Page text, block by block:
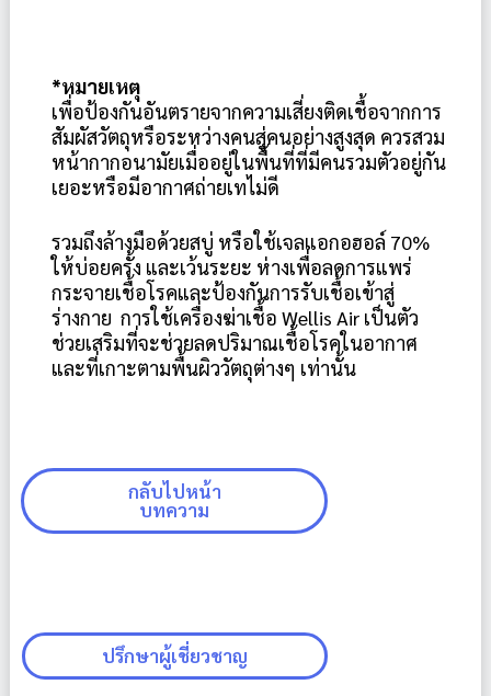
*หมายเหตุ
เพื่อป้องกันอันตรายจากความเสี่ยงติดเชื้อจากการ
สัมผัสวัตถุหรือระหว่างคนสู่คนอย่างสูงสุด ควรสวม
หน้ากากอนามัยเมื่ออยู่ในพื้นที่ที่มีคนรวมตัวอยู่กัน
เยอะหรือมีอากาศถ่ายเทไม่ดี
รวมถึงล้างมือด้วยสบู่ หรือใช้เจลแอกอฮอล์ 70%
ให้บ่อยครั้ง และเว้นระยะ ห่างเพื่อลดการแพร่
กระจายเชื้อโรคและป้องกันการรับเชื้อเข้าสู่
ร่างกาย การใช้เครื่องฆ่าเชื้อ Wellis Air เป็นตัว
ช่วยเสริมที่จะช่วยลดปริมาณเชื้อโรคในอากาศ
และที่เกาะตามพื้นผิววัตถุต่างๆ เท่านั้น
กลับไปหน้า
บทความ
ปรึกษาผู้เชี่ยวชาญ